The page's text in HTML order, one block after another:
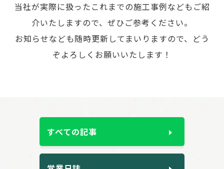
当社が実際に扱ったこれまでの施工事例などもご紹
介いたしますので、ぜひご参考ください。
お知らせなども随時更新してまいりますので、どう
ぞよろしくお願いいたします！
すべての記事